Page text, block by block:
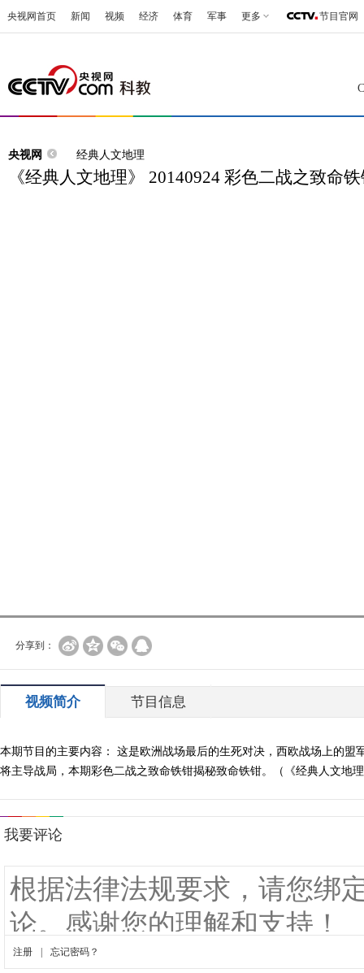
央视网首页 新闻 视频 经济 体育 军事 更多 节目官网
央视网 经典人文地理
《经典人文地理》 20140924 彩色二战之致命
分享到：
视频简介 节目信息
本期节目的主要内容： 这是欧洲战场最后的生死对决，西欧战场上的
将主导战局，本期彩色二战之致命铁钳揭秘致命铁钳。（《经典人文地